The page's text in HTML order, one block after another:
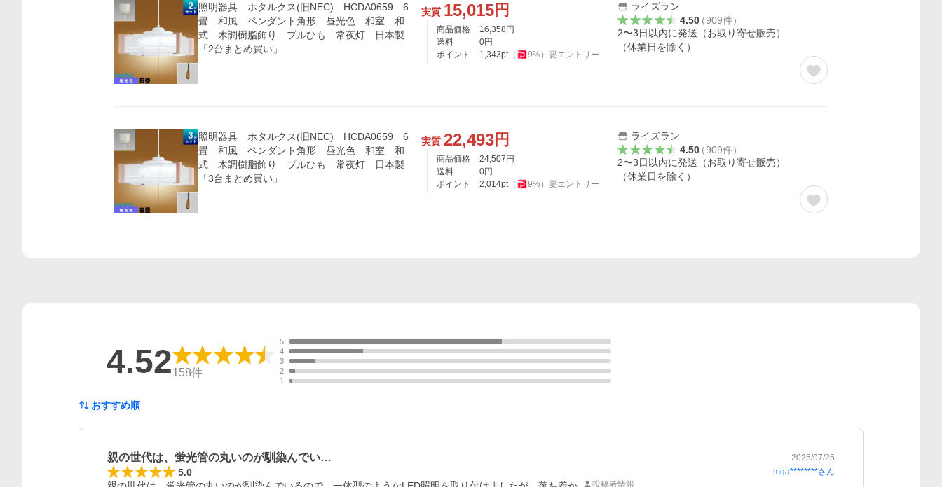
照明器具 ホタルクス(旧NEC) HCDA0659 6
畳 和風 ペンダント角形 昼光色 和室 和
式 木調樹脂飾り プルひも 常夜灯 日本製
「2台まとめ買い」
実質 15,015円
商品価格 16,358 円
送料
0円
ポイント
1,343pt（ 9%） 要エントリー
ライズラン
4.50（909件）
2〜3日以内に発送（お取り寄せ販売）
（休業日を除く）
照明器具 ホタルクス(旧NEC) HCDA0659 6
畳 和風 ペンダント角形 昼光色 和室 和
式 木調樹脂飾り プルひも 常夜灯 日本製
「3台まとめ買い」
実質 22,493円
商品価格 24,507 円
送料
0円
ポイント
2,014pt（ 9%） 要エントリー
ライズラン
4.50（909件）
2〜3日以内に発送（お取り寄せ販売）
（休業日を除く）
4.52158件
5
4
3
2
1
おすすめ順
親の世代は、蛍光管の丸いのが馴染んでい… 2025/07/25
5.0 mqa********さん
投稿者情報